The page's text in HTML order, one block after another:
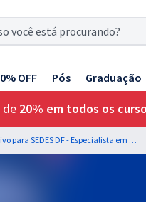
OFF Pós Graduação
de 20% em todos os
Treinamento Intensivo para SEDES DF - Especialista em Desenvolvimento e Assistência Social (EDAS) - Especialidade: Pedagogia (Cargo 408) (Pós-Edital)